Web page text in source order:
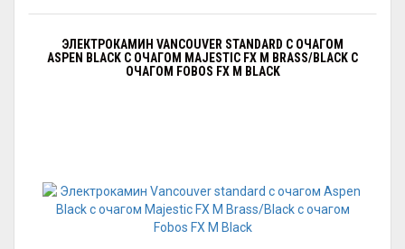
ЭЛЕКТРОКАМИН VANCOUVER STANDARD С ОЧАГОМ
АSPEN BLACK С ОЧАГОМ MAJESTIC FX M BRASS/BLACK С
ОЧАГОМ FOBOS FX M BLACK